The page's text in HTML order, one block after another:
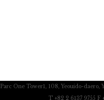
Parc One Tower1, 108, Yeouido-daero,
T +82 2 6137 9755 F